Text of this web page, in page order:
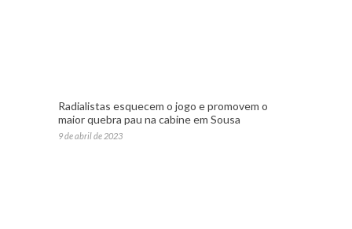
Radialistas esquecem o jogo e promovem o
maior quebra pau na cabine em Sousa
9 de abril de 2023